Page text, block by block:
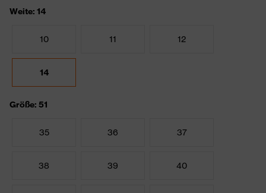
Weite: 14
10 11 12
14
Größe: 51
35 36 37
38 39 40